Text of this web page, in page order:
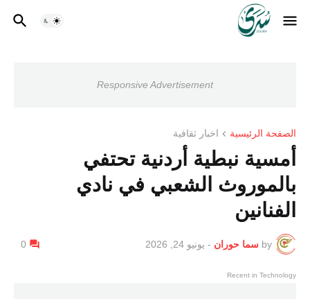
Responsive Advertisement
الصفحة الرئيسية اخبار ثقافية
أمسية نبطية أردنية تحتفي
بالموروث الشعبي في نادي
الفنانين
by سما حوران - يونيو 24, 2026 0
Recent in Technology